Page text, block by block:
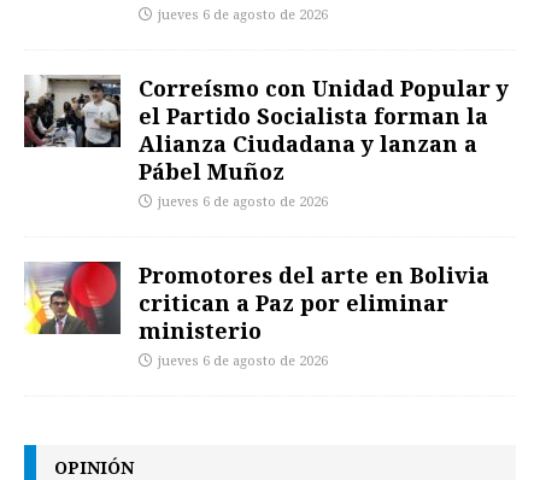
jueves 6 de agosto de 2026
Correísmo con Unidad Popular y
el Partido Socialista forman la
Alianza Ciudadana y lanzan a
Pábel Muñoz
jueves 6 de agosto de 2026
Promotores del arte en Bolivia
critican a Paz por eliminar
ministerio
jueves 6 de agosto de 2026
OPINIÓN